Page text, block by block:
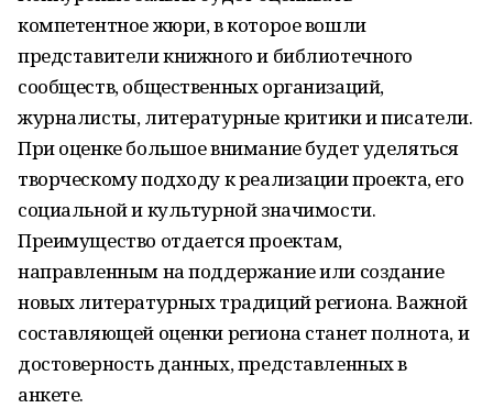
компетентное жюри, в которое вошли
представители книжного и библиотечного
сообществ, общественных организаций,
журналисты, литературные критики и писатели.
При оценке большое внимание будет уделяться
творческому подходу к реализации проекта, его
социальной и культурной значимости.
Преимущество отдается проектам,
направленным на поддержание или создание
новых литературных традиций региона. Важной
составляющей оценки региона станет полнота, и
достоверность данных, представленных в
анкете.